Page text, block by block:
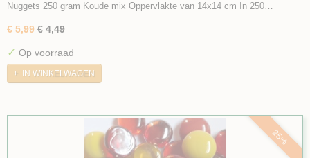
Nuggets 250 gram Koude mix Oppervlakte van 14x14 cm In 250…
€ 5,99 € 4,49
✓ Op voorraad
IN WINKELWAGEN
25%